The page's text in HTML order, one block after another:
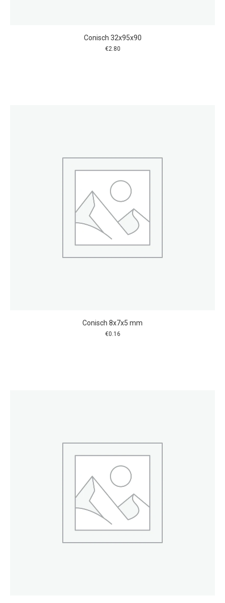
Conisch 32x95x90
€2.80
Conisch 8x7x5 mm
€0.16